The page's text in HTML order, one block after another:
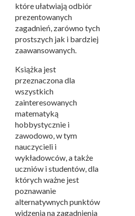
które ułatwiają odbiór
prezentowanych
zagadnień, zarówno tych
prostszych jak i bardziej
zaawansowanych.
Książka jest
przeznaczona dla
wszystkich
zainteresowanych
matematyką
hobbystycznie i
zawodowo, w tym
nauczycieli i
wykładowców, a także
uczniów i studentów, dla
których ważne jest
poznawanie
alternatywnych punktów
widzenia na zagadnienia